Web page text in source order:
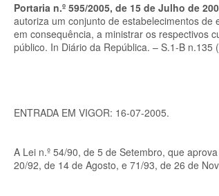
Portaria n.º 595/2005, de 15 de Julho de
autoriza um conjunto de estabelecimentos
em consequência, a ministrar os respectivos
público. In Diário da República. – S.1-B n.135
ENTRADA EM VIGOR: 16-07-2005.
A Lei n.º 54/90, de 5 de Setembro, que
20/92, de 14 de Agosto, e 71/93, de 26 de